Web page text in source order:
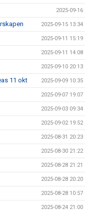
2025-09-16
2025-09-15 13:34
2025-09-11 15:19
2025-09-11 14:08
2025-09-10 20:13
11 okt 2025-09-09 10:35
2025-09-07 19:07
2025-09-03 09:34
2025-09-02 19:52
2025-08-31 20:23
2025-08-30 21:22
2025-08-28 21:21
2025-08-28 20:20
2025-08-28 10:57
2025-08-24 21:00